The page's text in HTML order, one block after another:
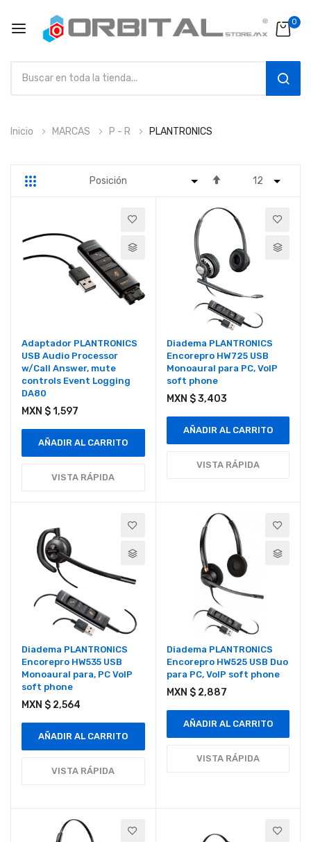
0
alInicio MARCAS P - R PLANTRONICS
Parrilla
Descendente
Adaptador PLANTRONICS
USB Audio Processor
w/Call Answer, mute
controls Event Logging
DA80
MXN $ 1,597
AÑADIR AL CARRITO
VISTA RÁPIDA
Diadema PLANTRONICS
Encorepro HW725 USB
Monoaural para PC, VoIP
soft phone
MXN $ 3,403
AÑADIR AL CARRITO
VISTA RÁPIDA
Diadema PLANTRONICS
Encorepro HW535 USB
Monoaural para, PC VoIP
soft phone
MXN $ 2,564
AÑADIR AL CARRITO
VISTA RÁPIDA
Diadema PLANTRONICS
Encorepro HW525 USB Duo
para PC, VoIP soft phone
MXN $ 2,887
AÑADIR AL CARRITO
VISTA RÁPIDA